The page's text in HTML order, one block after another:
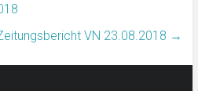
VN 23.08.2018 →